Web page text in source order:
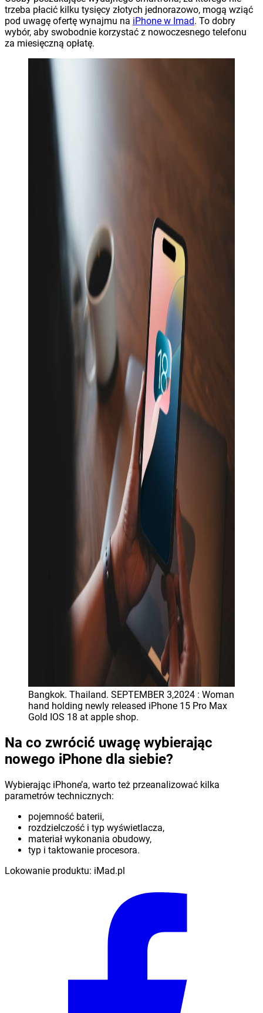
trzeba płacić kilku tysięcy złotych jednorazowo, mogą wziąć
pod uwagę ofertę wynajmu na iPhone w Imad. To dobry
wybór, aby swobodnie korzystać z nowoczesnego telefonu
za miesięczną opłatę.
Bangkok. Thailand. SEPTEMBER 3,2024 : Woman
hand holding newly released iPhone 15 Pro Max
Gold IOS 18 at apple shop.
Na co zwrócić uwagę wybierając
nowego iPhone dla siebie?
Wybierając iPhone’a, warto też przeanalizować kilka
parametrów technicznych:
pojemność baterii,
rozdzielczość i typ wyświetlacza,
materiał wykonania obudowy,
typ i taktowanie procesora.
Lokowanie produktu: iMad.pl